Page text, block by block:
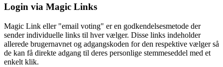
Login via Magic Links
Magic Link eller "email voting" er en godkendelsesmetode der
sender individuelle links til hver vælger. Disse links indeholder
allerede brugernavnet og adgangskoden for den respektive vælger så
de kan få direkte adgang til deres personlige stemmeseddel med et
enkelt klik.